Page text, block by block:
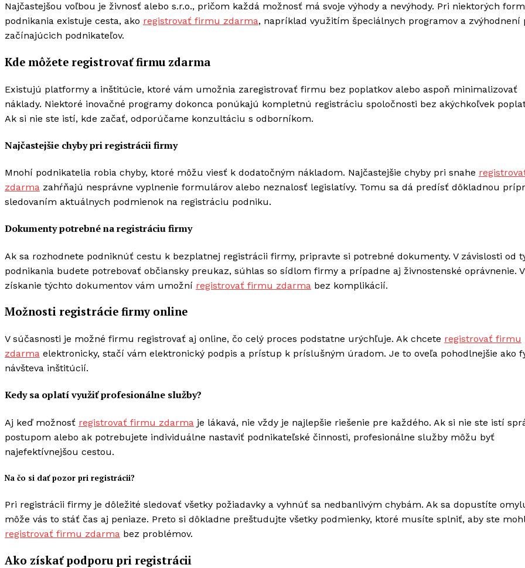
Najčastejšou voľbou je živnosť alebo s.r.o., pričom každá možnosť má svoje výhody a nevýhody. Pri niektorých
podnikania existuje cesta, ako registrovať firmu zdarma, napríklad využitím špeciálnych programov a zvýhodnení
začínajúcich podnikateľov.
Kde môžete registrovať firmu zdarma
Existujú platformy a inštitúcie, ktoré vám umožnia zaregistrovať firmu bez poplatkov alebo aspoň minimalizovať
náklady. Niektoré inovačné programy dokonca ponúkajú kompletnú registráciu spoločnosti bez akýchkoľvek
Ak si nie ste istí, kde začať, odporúčame konzultáciu s odborníkom.
Najčastejšie chyby pri registrácii firmy
Mnohí podnikatelia robia chyby, ktoré môžu viesť k dodatočným nákladom. Najčastejšie chyby pri snahe
zdarma zahŕňajú nesprávne vyplnenie formulárov alebo neznalosť legislatívy. Tomu sa dá predísť dôkladnou
sledovaním aktuálnych podmienok na registráciu podniku.
Dokumenty potrebné na registráciu firmy
Ak sa rozhodnete podniknúť cestu k bezplatnej registrácii firmy, pripravte si potrebné dokumenty. V závislosti od
podnikania budete potrebovať občiansky preukaz, súhlas so sídlom firmy a prípadne aj živnostenské oprávnenie.
získanie týchto dokumentov vám umožní registrovať firmu zdarma bez komplikácií.
Možnosti registrácie firmy online
V súčasnosti je možné firmu registrovať aj online, čo celý proces podstatne urýchľuje. Ak chcete registrovať firmu
zdarma elektronicky, stačí vám elektronický podpis a prístup k príslušným úradom. Je to oveľa pohodlnejšie ako
návšteva inštitúcií.
Kedy sa oplatí využiť profesionálne služby?
Aj keď možnosť registrovať firmu zdarma je lákavá, nie vždy je najlepšie riešenie pre každého. Ak si nie ste istí
postupom alebo ak potrebujete individuálne nastaviť podnikateľské činnosti, profesionálne služby môžu byť
najefektívnejšou cestou.
Na čo si dať pozor pri registrácii?
Pri registrácii firmy je dôležité sledovať všetky požiadavky a vyhnúť sa nedbanlivým chybám. Ak sa dopustíte
môže vás to stáť čas aj peniaze. Preto si dôkladne preštudujte všetky podmienky, ktoré musíte splniť, aby ste
registrovať firmu zdarma bez problémov.
Ako získať podporu pri registrácii